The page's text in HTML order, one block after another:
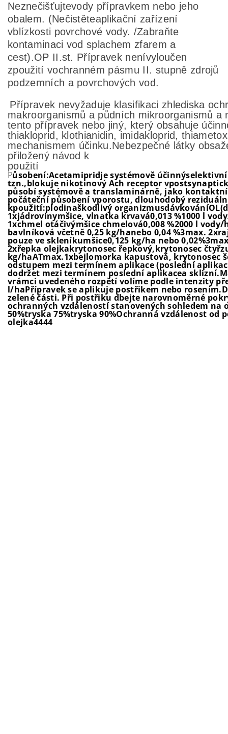
Neznečišťujtevody přípravkem nebo jeho
obalem. (Nečistěteaplikační zařízení
vblízkosti povrchové vody. /Zabraňte
kontaminaci vod splachem zfarem a
cest).OP II.st. Přípravek nenívyloučen
zpoužití vochranném pásmu II. stupně zdrojů
podzemních a povrchových vod.
Přípravek nevyžaduje klasifikaci zhlediska
makroorganismů a půdních mikroorganismů
tento přípravek nebo jiný, který obsahuje
thiakloprid, klothianidin, imidakloprid,
mechanismem účinku.Nebezpečné látky
přiložený návod k
Působení:Acetamipridje systémově
tzn.,blokuje nikotinový Ach receptor
působí systémově a translaminárně, jako
počáteční působení vporostu, dlouhodobý
kpoužití:plodinaškodlivý
1xjádrovinymšice, vlnatka krvavá0,013 %1000 l
1xchmel otáčivýmšice chmelová0,008 %2000 l
bavlníková včetně 0,25 kg/hanebo 0,04 %3max.
pouze ve skleníkumšice0,125 kg/ha nebo
2xřepka olejkakrytonosec řepkový,krytonosec
kg/haATmax.1xbejlomorka kapustová, krytonosec
odstupem mezi termínem aplikace (poslední
dodržet mezi termínem poslední aplikacea
vrámci uvedeného rozpětí volíme podle intenzity
l/haPřípravek se aplikuje postřikem nebo
zelené části. Při postřiku dbejte narovnoměrné
ochranných vzdáleností stanovených sohledem
50%tryska 75%tryska 90%Ochranná vzdálenost
olejka4444